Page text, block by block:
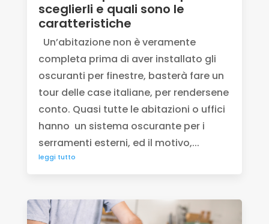
sceglierli e quali sono le
caratteristiche
Un’abitazione non è veramente
completa prima di aver installato gli
oscuranti per finestre, basterà fare un
tour delle case italiane, per rendersene
conto. Quasi tutte le abitazioni o uffici
hanno un sistema oscurante per i
serramenti esterni, ed il motivo,...
leggi tutto